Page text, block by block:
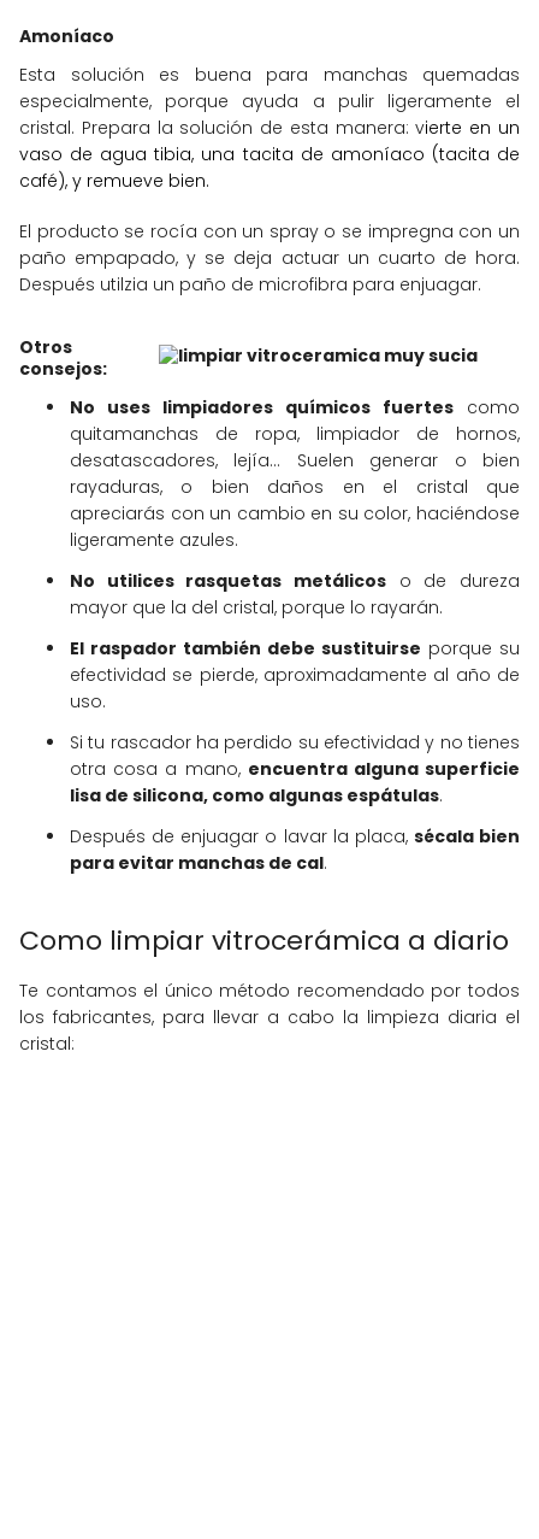
Amoníaco
Esta solución es buena para manchas quemadas
especialmente, porque ayuda a pulir ligeramente el
cristal. Prepara la solución de esta manera: vierte en un
vaso de agua tibia, una tacita de amoníaco (tacita de
café), y remueve bien.
El producto se rocía con un spray o se impregna con un
paño empapado, y se deja actuar un cuarto de hora.
Después utilzia un paño de microfibra para enjuagar.
Otros
consejos:
No uses limpiadores químicos fuertes como
quitamanchas de ropa, limpiador de hornos,
desatascadores, lejía... Suelen generar o bien
rayaduras, o bien daños en el cristal que
apreciarás con un cambio en su color, haciéndose
ligeramente azules.
No utilices rasquetas metálicos o de dureza
mayor que la del cristal, porque lo rayarán.
El raspador también debe sustituirse porque su
efectividad se pierde, aproximadamente al año de
uso.
Si tu rascador ha perdido su efectividad y no tienes
otra cosa a mano, encuentra alguna superficie
lisa de silicona, como algunas espátulas.
Después de enjuagar o lavar la placa, sécala bien
para evitar manchas de cal.
Como limpiar vitrocerámica a diario
Te contamos el único método recomendado por todos
los fabricantes, para llevar a cabo la limpieza diaria el
cristal: